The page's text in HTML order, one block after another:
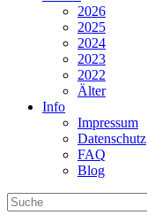
2026
2025
2024
2023
2022
Älter
Info
Impressum
Datenschutz
FAQ
Blog